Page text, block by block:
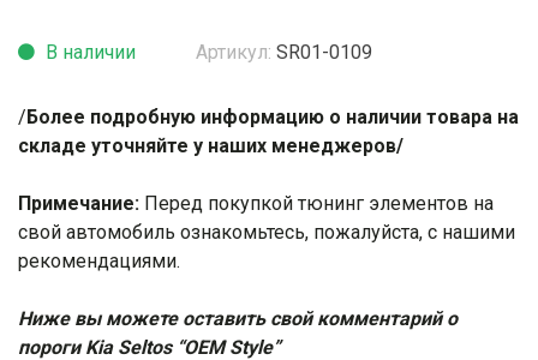
Артикул: SR01-0109
В наличии
/Более подробную информацию о наличии товара на
складе уточняйте у наших менеджеров/
Примечание: Перед покупкой тюнинг элементов на
свой автомобиль ознакомьтесь, пожалуйста, с нашими
рекомендациями.
Ниже вы можете оставить свой комментарий о
пороги Kia Seltos “OEM Style”